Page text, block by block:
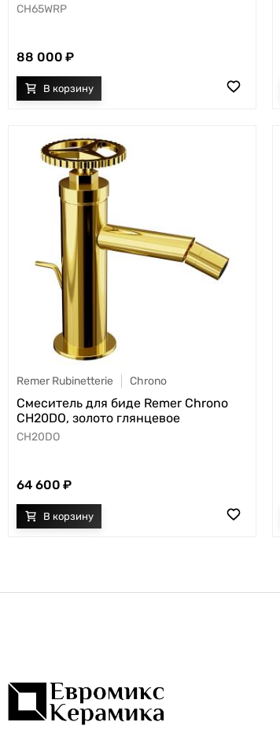
CH65WRP
88 000
Remer Rubinetterie Chrono
Смеситель для биде Remer Chrono
CH20DO, золото глянцевое
CH20DO
64 600